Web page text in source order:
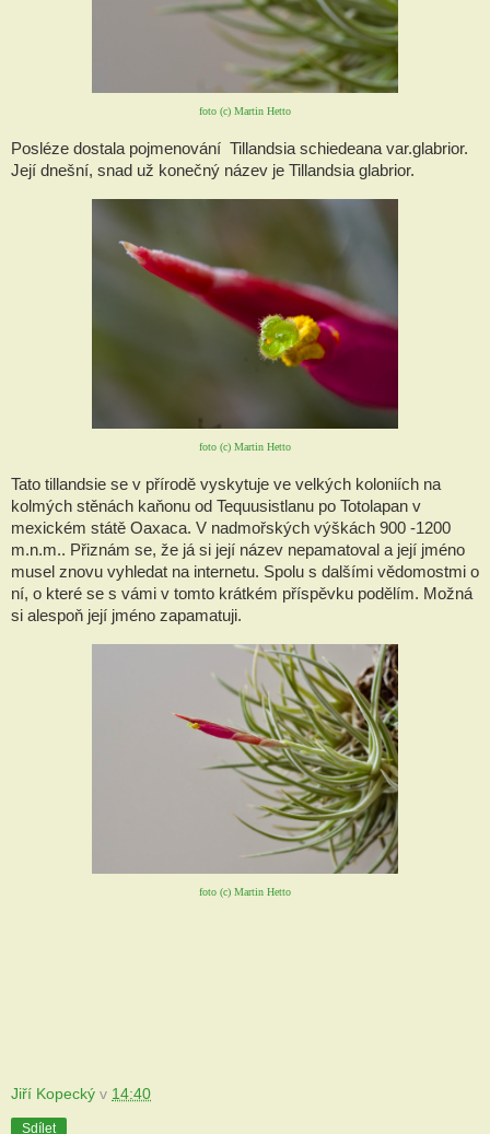
foto (c) Martin Hetto
Posléze dostala pojmenování Tillandsia schiedeana var.glabrior.
Její dnešní, snad už konečný název je Tillandsia glabrior.
foto (c) Martin Hetto
Tato tillandsie se v přírodě vyskytuje ve velkých koloniích na
kolmých stěnách kaňonu od Tequusistlanu po Totolapan v
mexickém státě Oaxaca. V nadmořských výškách 900 -1200
m.n.m.. Přiznám se, že já si její název nepamatoval a její jméno
musel znovu vyhledat na internetu. Spolu s dalšími vědomostmi o
ní, o které se s vámi v tomto krátkém příspěvku podělím. Možná
si alespoň její jméno zapamatuji.
foto (c) Martin Hetto
Jiří Kopecký v 14:40
Sdílet